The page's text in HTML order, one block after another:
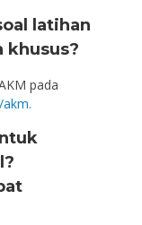
latihan
khusus?
pada